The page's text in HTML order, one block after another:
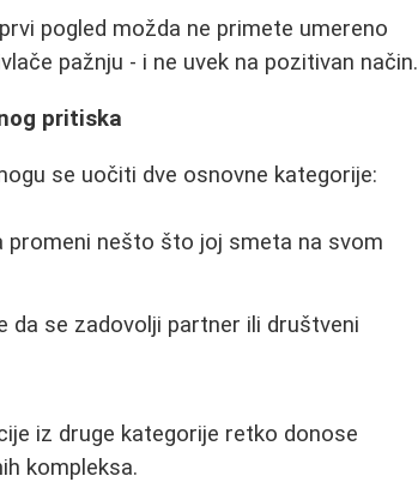
pogled možda ne primete umereno
pažnju - i ne uvek na pozitivan način.
pritiska
se uočiti dve osnovne kategorije:
promeni nešto što joj smeta na svom
da se zadovolji partner ili društveni
iz druge kategorije retko donose
kompleksa.